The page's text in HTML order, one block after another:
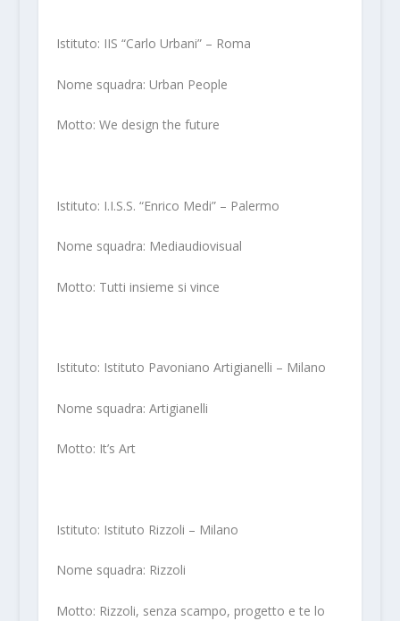
Istituto: IIS “Carlo Urbani” – Roma
Nome squadra: Urban People
Motto: We design the future
Istituto: I.I.S.S. “Enrico Medi” – Palermo
Nome squadra: Mediaudiovisual
Motto: Tutti insieme si vince
Istituto: Istituto Pavoniano Artigianelli – Milano
Nome squadra: Artigianelli
Motto: It’s Art
Istituto: Istituto Rizzoli – Milano
Nome squadra: Rizzoli
Motto: Rizzoli, senza scampo, progetto e te lo